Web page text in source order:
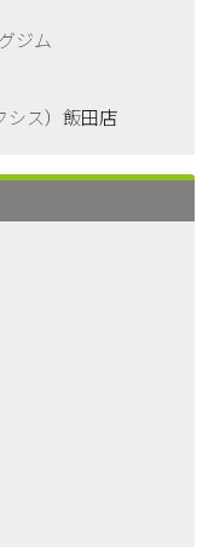
ジム
シス）飯田店